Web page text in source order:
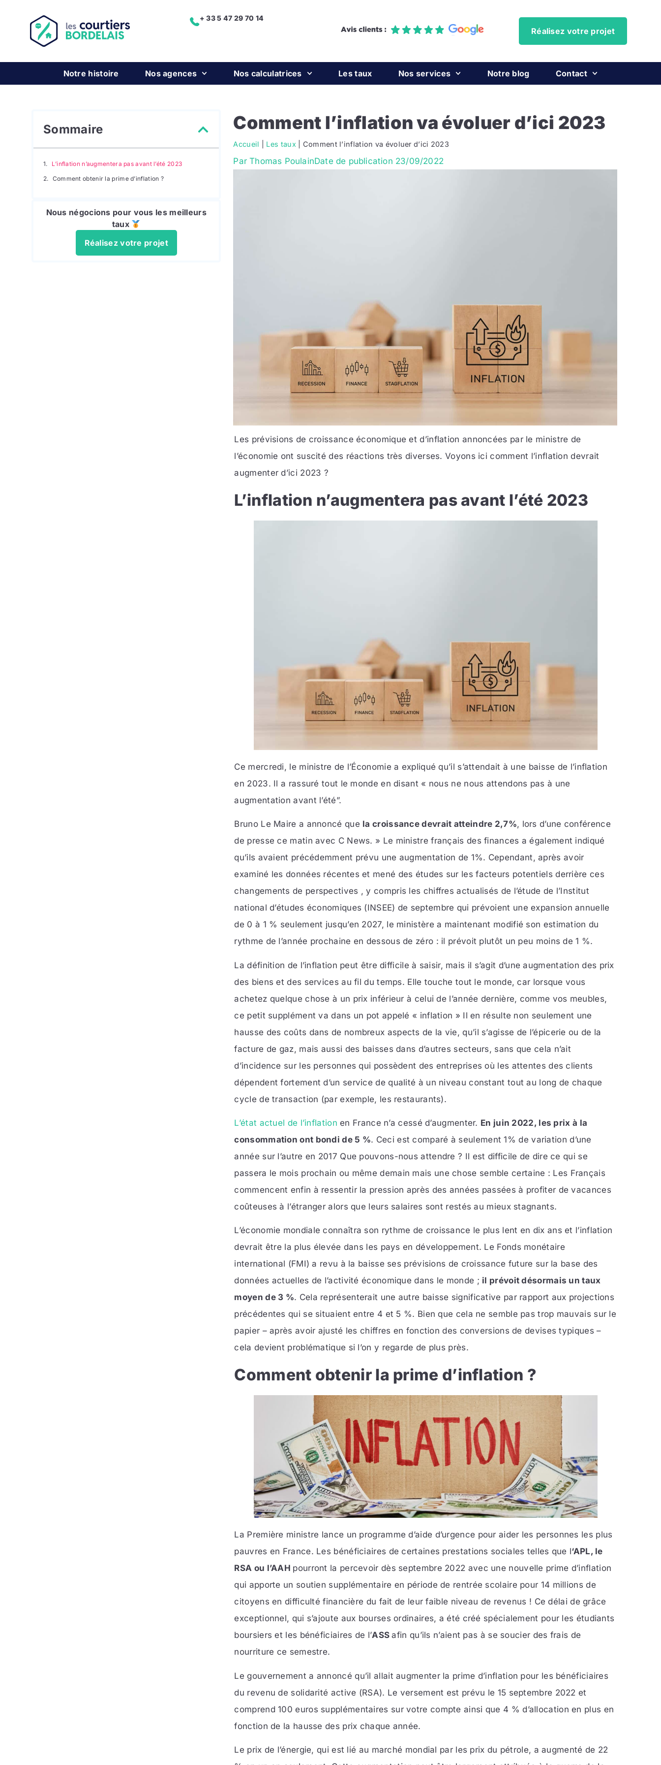
+ 33 5 47 29 70 14
Réalisez votre projet
Notre histoire Nos agences Nos calculatrices Les taux Nos services Notre blog Contact
Sommaire
L’inflation n’augmentera pas avant l’été 2023
Comment obtenir la prime d’inflation ?
Nous négocions pour vous les meilleurs
taux
Réalisez votre projet
Comment l’inflation va évoluer d’ici 2023
Accueil Les taux Comment l’inflation va évoluer d’ici 2023
Par Thomas PoulainDate de publication 23/09/2022
Les prévisions de croissance économique et d’inflation annoncées par le ministre de
l’économie ont suscité des réactions très diverses. Voyons ici comment l’inflation devrait
augmenter d’ici 2023 ?
L’inflation n’augmentera pas avant l’été 2023
Ce mercredi, le ministre de l’Économie a expliqué qu’il s’attendait à une baisse de l’inflation
en 2023. Il a rassuré tout le monde en disant « nous ne nous attendons pas à une
augmentation avant l’été”.
Bruno Le Maire a annoncé que la croissance devrait atteindre 2,7%, lors d’une conférence
de presse ce matin avec C News. » Le ministre français des finances a également indiqué
qu’ils avaient précédemment prévu une augmentation de 1%. Cependant, après avoir
examiné les données récentes et mené des études sur les facteurs potentiels derrière ces
changements de perspectives , y compris les chiffres actualisés de l’étude de l’Institut
national d’études économiques (INSEE) de septembre qui prévoient une expansion annuelle
de 0 à 1 % seulement jusqu’en 2027, le ministère a maintenant modifié son estimation du
rythme de l’année prochaine en dessous de zéro : il prévoit plutôt un peu moins de 1 %.
La définition de l’inflation peut être difficile à saisir, mais il s’agit d’une augmentation des prix
des biens et des services au fil du temps. Elle touche tout le monde, car lorsque vous
achetez quelque chose à un prix inférieur à celui de l’année dernière, comme vos meubles,
ce petit supplément va dans un pot appelé « inflation » Il en résulte non seulement une
hausse des coûts dans de nombreux aspects de la vie, qu’il s’agisse de l’épicerie ou de la
facture de gaz, mais aussi des baisses dans d’autres secteurs, sans que cela n’ait
d’incidence sur les personnes qui possèdent des entreprises où les attentes des clients
dépendent fortement d’un service de qualité à un niveau constant tout au long de chaque
cycle de transaction (par exemple, les restaurants).
L’état actuel de l’inflation en France n’a cessé d’augmenter. En juin 2022, les prix à la
consommation ont bondi de 5 %. Ceci est comparé à seulement 1% de variation d’une
année sur l’autre en 2017 Que pouvons-nous attendre ? Il est difficile de dire ce qui se
passera le mois prochain ou même demain mais une chose semble certaine : Les Français
commencent enfin à ressentir la pression après des années passées à profiter de vacances
coûteuses à l’étranger alors que leurs salaires sont restés au mieux stagnants.
L’économie mondiale connaîtra son rythme de croissance le plus lent en dix ans et l’inflation
devrait être la plus élevée dans les pays en développement. Le Fonds monétaire
international (FMI) a revu à la baisse ses prévisions de croissance future sur la base des
données actuelles de l’activité économique dans le monde ; il prévoit désormais un taux
moyen de 3 %. Cela représenterait une autre baisse significative par rapport aux projections
précédentes qui se situaient entre 4 et 5 %. Bien que cela ne semble pas trop mauvais sur le
papier – après avoir ajusté les chiffres en fonction des conversions de devises typiques –
cela devient problématique si l’on y regarde de plus près.
Comment obtenir la prime d’inflation ?
La Première ministre lance un programme d’aide d’urgence pour aider les personnes les plus
pauvres en France. Les bénéficiaires de certaines prestations sociales telles que l‘APL, le
RSA ou l’AAH pourront la percevoir dès septembre 2022 avec une nouvelle prime d’inflation
qui apporte un soutien supplémentaire en période de rentrée scolaire pour 14 millions de
citoyens en difficulté financière du fait de leur faible niveau de revenus ! Ce délai de grâce
exceptionnel, qui s’ajoute aux bourses ordinaires, a été créé spécialement pour les étudiants
boursiers et les bénéficiaires de l’ASSafin qu’ils n’aient pas à se soucier des frais de
nourriture ce semestre.
Le gouvernement a annoncé qu’il allait augmenter la prime d’inflation pour les bénéficiaires
du revenu de solidarité active (RSA). Le versement est prévu le 15 septembre 2022 et
comprend 100 euros supplémentaires sur votre compte ainsi que 4 % d’allocation en plus en
fonction de la hausse des prix chaque année.
Le prix de l’énergie, qui est lié au marché mondial par les prix du pétrole, a augmenté de 22